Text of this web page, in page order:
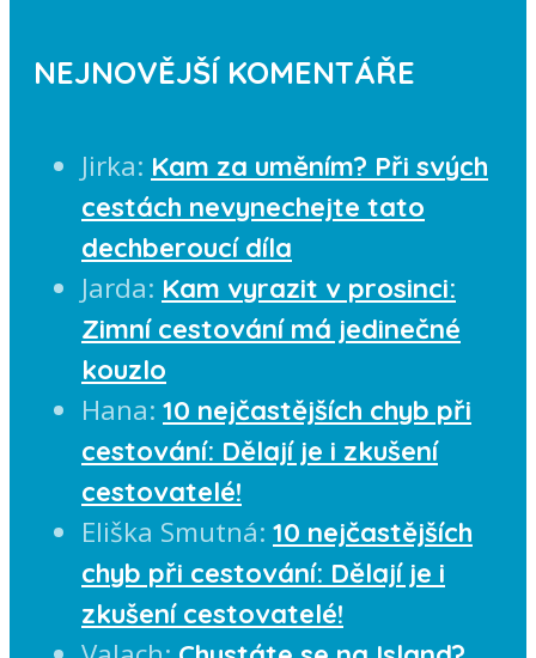
NEJNOVĚJŠÍ KOMENTÁŘE
Jirka: Kam za uměním? Při svých
cestách nevynechejte tato
dechberoucí díla
Jarda: Kam vyrazit v prosinci:
Zimní cestování má jedinečné
kouzlo
Hana: 10 nejčastějších chyb při
cestování: Dělají je i zkušení
cestovatelé!
Eliška Smutná: 10 nejčastějších
chyb při cestování: Dělají je i
zkušení cestovatelé!